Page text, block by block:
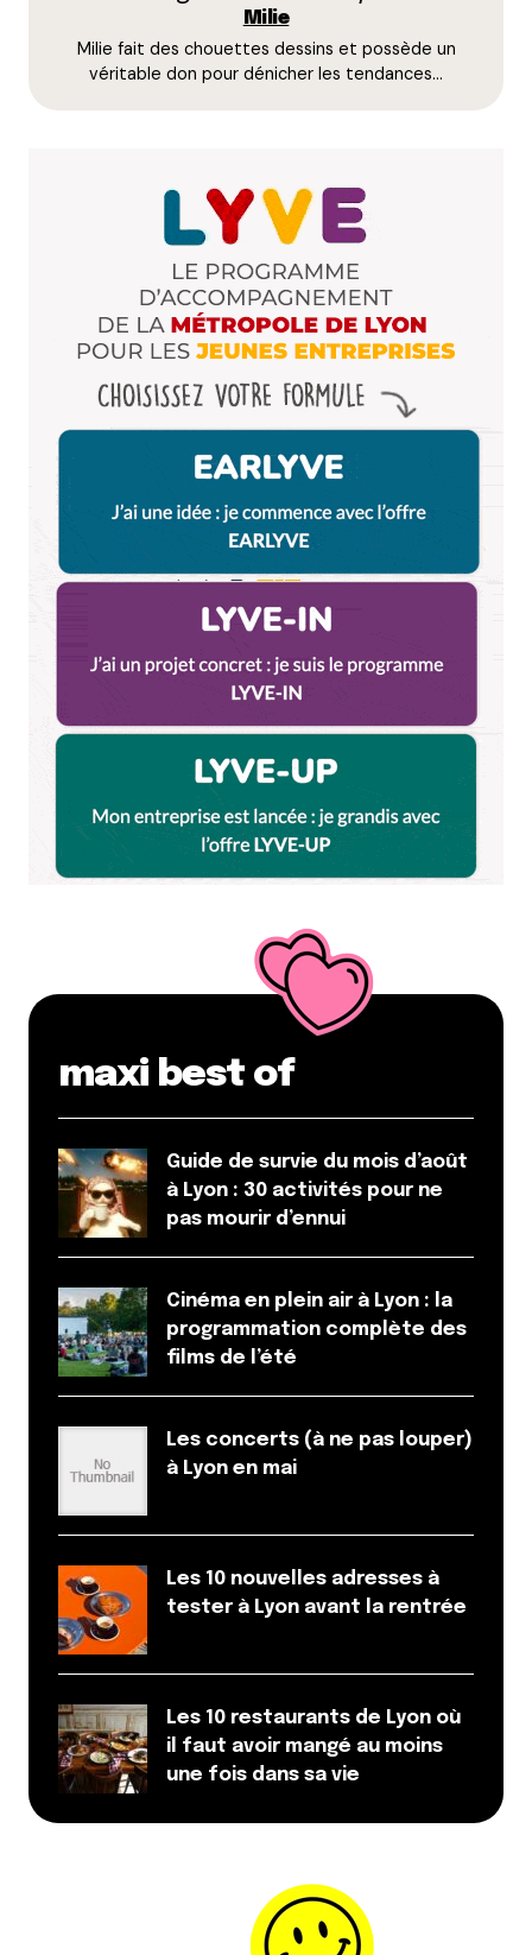
Je lui souhaite beaucoup de succès il le mérite
Répondre
Je suis ravie de ton commentaire Djoolius.
Et pour te remercier, je te lâche une petite exclue
rien que pour toi (de toutes façon, personne ne
regarde plus les commentaires ! ).
Je viens d’aller goûter ce midi le South Indian foodie
Grande rue de la Guillotière, et c’était pas mal du
tout. Vraiment moins « cuisiné » que le Deb’s, plus
tradi (c’est à dire plus gras) et bonne franquette,
mais une cuisine qu’on a peu l’habitude de goûter
dans les restos Indiens Lyonnais.
Et je viens de corriger la faute au comté. MERCI !!
Répondre
Hannn moi j’ai lu !
Répondre
Hahaha ! coquine !
Milie
24 septembre 2020 à 14 h 20 min
Répondre
Haha en effet je suis encore de la vieille école à
commenter ici…Han cet indien là j’ai bien envie
de le (re)tester, il était devenu ma cantine de
flemme du soir à l’époque où j’habitais juste à
côté de la commune. En effet là encore je te
rejoins, plus tradi mais pas moins maîtrisé, hâte
de voir ce que ça donne dans ses locaux ‘en dur’
à la prochaine occasion ! Merci pour le tip
20 septembre 2020 à 20 h 11 min
Le lieu n’est pas dingue, mais la cuisine est
bonne !
Milie
24 septembre 2020 à 14 h 22 min
Répondre
Moi j’ai luuuuuu !
Et les photos sont superbes !
Bises
Clémentine
Héhé ! les irréductibles
goodies des codes promos… On tient un truc là !
Milie
24 septembre 2020 à 14 h 21 min
Milie
Milie fait des chouettes dessins et possède un
véritable don pour dénicher les tendances…
maxi best of
Guide de survie du mois d’août
à Lyon : 30 activités pour ne
pas mourir d’ennui
Cinéma en plein air à Lyon : la
programmation complète des
films de l’été
Les concerts (à ne pas louper)
à Lyon en mai
Les 10 nouvelles adresses à
tester à Lyon avant la rentrée
Les 10 restaurants de Lyon où
il faut avoir mangé au moins
une fois dans sa vie